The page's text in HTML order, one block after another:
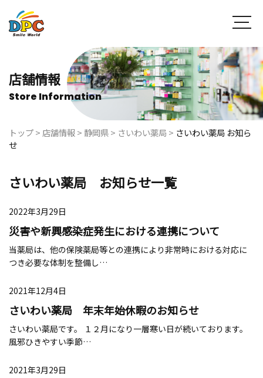
店舗情報
Store Information
トップ> 店舗情報>静岡県> さいわい薬局 > さいわい薬局 お知ら
せ
さいわい薬局 お知らせ一覧
2022年3月29日
災害や新興感染症発生における連携について
当薬局は、他の保険薬局等との連携により非常時における対応に
つき必要な体制を整備し…
2021年12月4日
さいわい薬局 年末年始休暇のお知らせ
さいわい薬局です。 １２月になり一層寒い日が続いております。
風邪ひきやすい季節…
2021年3月29日